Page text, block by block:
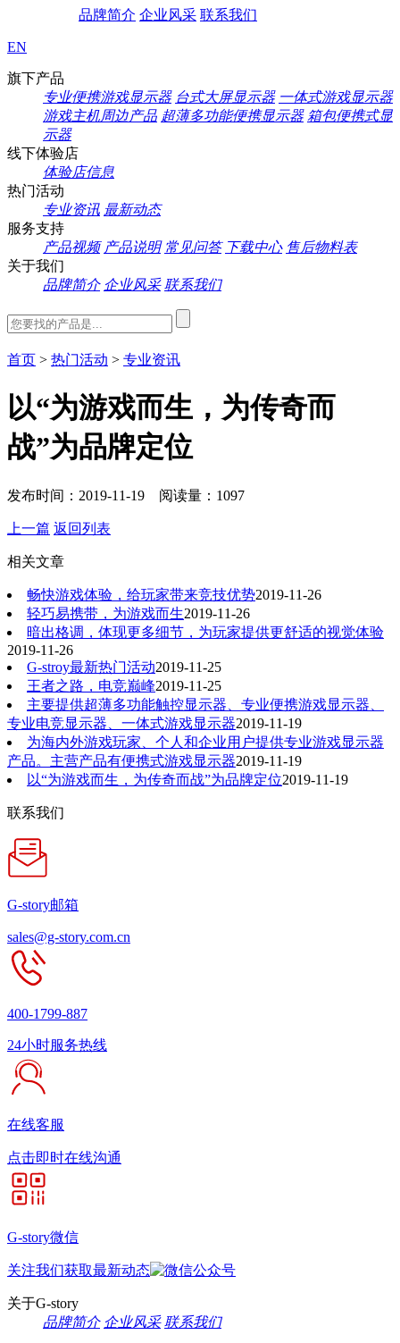
品牌简介 企业风采 联系我们
EN
旗下产品
专业便携游戏显示器 台式大屏显示器 一体式游戏显示器
游戏主机周边产品 超薄多功能便携显示器 箱包便携式显
示器
线下体验店
体验店信息
热门活动
专业资讯 最新动态
服务支持
产品视频 产品说明 常见问答 下载中心 售后物料表
关于我们
品牌简介 企业风采 联系我们
首页 > 热门活动 > 专业资讯
以“为游戏而生，为传奇而
战”为品牌定位
发布时间：2019-11-19 阅读量：1097
上一篇 返回列表
相关文章
畅快游戏体验，给玩家带来竞技优势2019-11-26
轻巧易携带，为游戏而生2019-11-26
暗出格调，体现更多细节，为玩家提供更舒适的视觉体验
2019-11-26
G-stroy最新热门活动2019-11-25
王者之路，电竞巅峰2019-11-25
主要提供超薄多功能触控显示器、专业便携游戏显示器、
专业电竞显示器、一体式游戏显示器2019-11-19
为海内外游戏玩家、个人和企业用户提供专业游戏显示器
产品。主营产品有便携式游戏显示器2019-11-19
以“为游戏而生，为传奇而战”为品牌定位2019-11-19
联系我们
G-story邮箱
sales@g-story.com.cn
400-1799-887
24小时服务热线
在线客服
点击即时在线沟通
G-story微信
关注我们获取最新动态
关于G-story
品牌简介 企业风采 联系我们